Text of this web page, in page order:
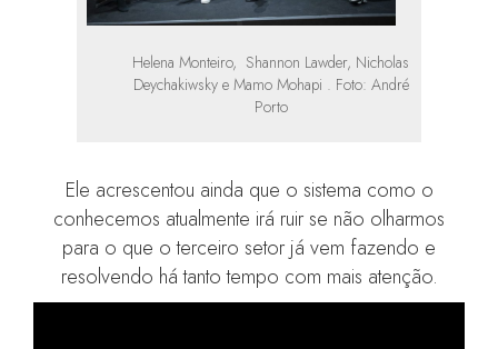
Helena Monteiro, Shannon Lawder, Nicholas
Deychakiwsky e Mamo Mohapi . Foto: André
Porto
Ele acrescentou ainda que o sistema como o
conhecemos atualmente irá ruir se não olharmos
para o que o terceiro setor já vem fazendo e
resolvendo há tanto tempo com mais atenção.